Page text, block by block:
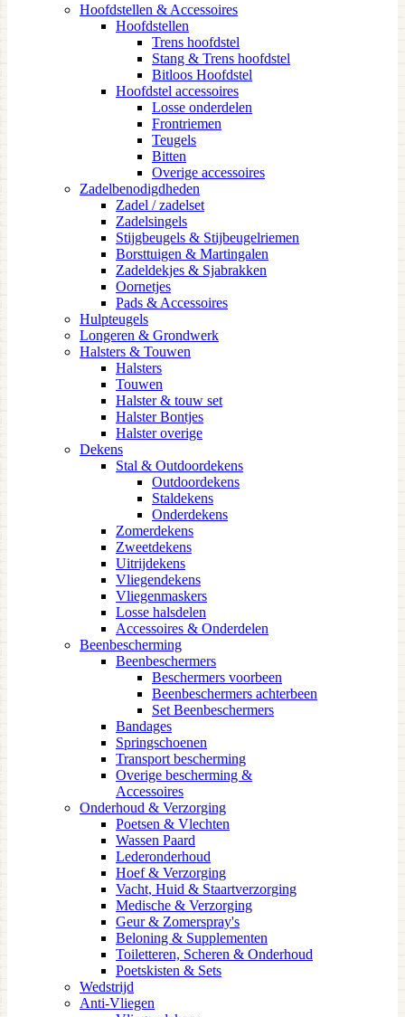
Hoofdstellen & Accessoires
Hoofdstellen
Trens hoofdstel
Stang & Trens hoofdstel
Bitloos Hoofdstel
Hoofdstel accessoires
Losse onderdelen
Frontriemen
Teugels
Bitten
Overige accessoires
Zadelbenodigdheden
Zadel / zadelset
Zadelsingels
Stijgbeugels & Stijbeugelriemen
Borsttuigen & Martingalen
Zadeldekjes & Sjabrakken
Oornetjes
Pads & Accessoires
Hulpteugels
Longeren & Grondwerk
Halsters & Touwen
Halsters
Touwen
Halster & touw set
Halster Bontjes
Halster overige
Dekens
Stal & Outdoordekens
Outdoordekens
Staldekens
Onderdekens
Zomerdekens
Zweetdekens
Uitrijdekens
Vliegendekens
Vliegenmaskers
Losse halsdelen
Accessoires & Onderdelen
Beenbescherming
Beenbeschermers
Beschermers voorbeen
Beenbeschermers achterbeen
Set Beenbeschermers
Bandages
Springschoenen
Transport bescherming
Overige bescherming &
Accessoires
Onderhoud & Verzorging
Poetsen & Vlechten
Wassen Paard
Lederonderhoud
Hoef & Verzorging
Vacht, Huid & Staartverzorging
Medische & Verzorging
Geur & Zomerspray's
Beloning & Supplementen
Toiletteren, Scheren & Onderhoud
Poetskisten & Sets
Wedstrijd
Anti-Vliegen